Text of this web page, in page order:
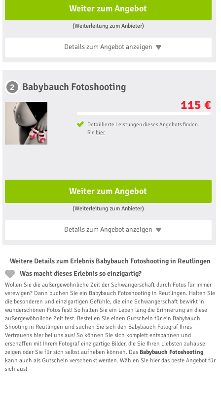
Weiter zum Angebot
(Weiterleitung zum Anbieter)
Details zum Angebotanzeigen
2 Babybauch Fotoshooting
115 €
Detaillierte Leistungen dieses Angebots finden
Sie hier
Weiter zum Angebot
(Weiterleitung zum Anbieter)
Details zum Angebotanzeigen
Weitere Details zum Erlebnis Babybauch Fotoshooting in Reutlingen
Was macht dieses Erlebnis so einzigartig?
Wollen Sie die außergewöhnliche Zeit der Schwangerschaft durch Fotos für immer
verewigen? Dann buchen Sie ein Babybauch Fotoshooting in Reutlingen. Halten Sie
die besonderen und einzigartigen Gefühle, die eine Schwangerschaft bewirkt in
wunderschönen Fotos fest! So halten Sie ein Leben lang die Erinnerung an diese
außergewöhnliche Zeit fest. Bestellen Sie einen Gutschein für ein Babybauch
Shooting in Reutlingen und suchen Sie sich den Babybauch Fotograf Ihres
Vertrauens hier bei uns aus! So können Sie sich komplett entspannen und
erschaffen mit Ihrem Fotograf einzigartige Bilder, die Sie Ihren Liebsten zuhause
zeigen oder Sie für sich selbst aufheben können. Das Babybauch Fotoshooting
kann auch als Gutschein verschenkt werden. Wählen Sie hier das beste Angebot für
sich aus!